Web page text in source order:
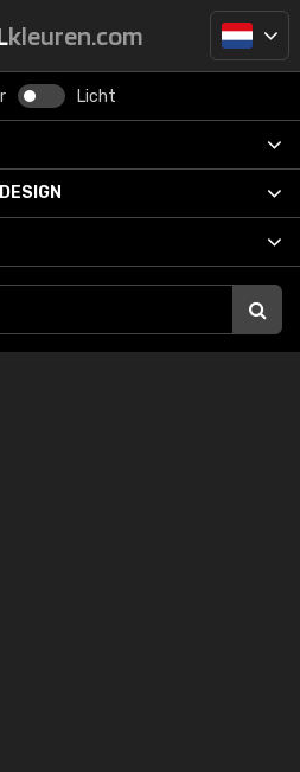
kleuren.com
Licht